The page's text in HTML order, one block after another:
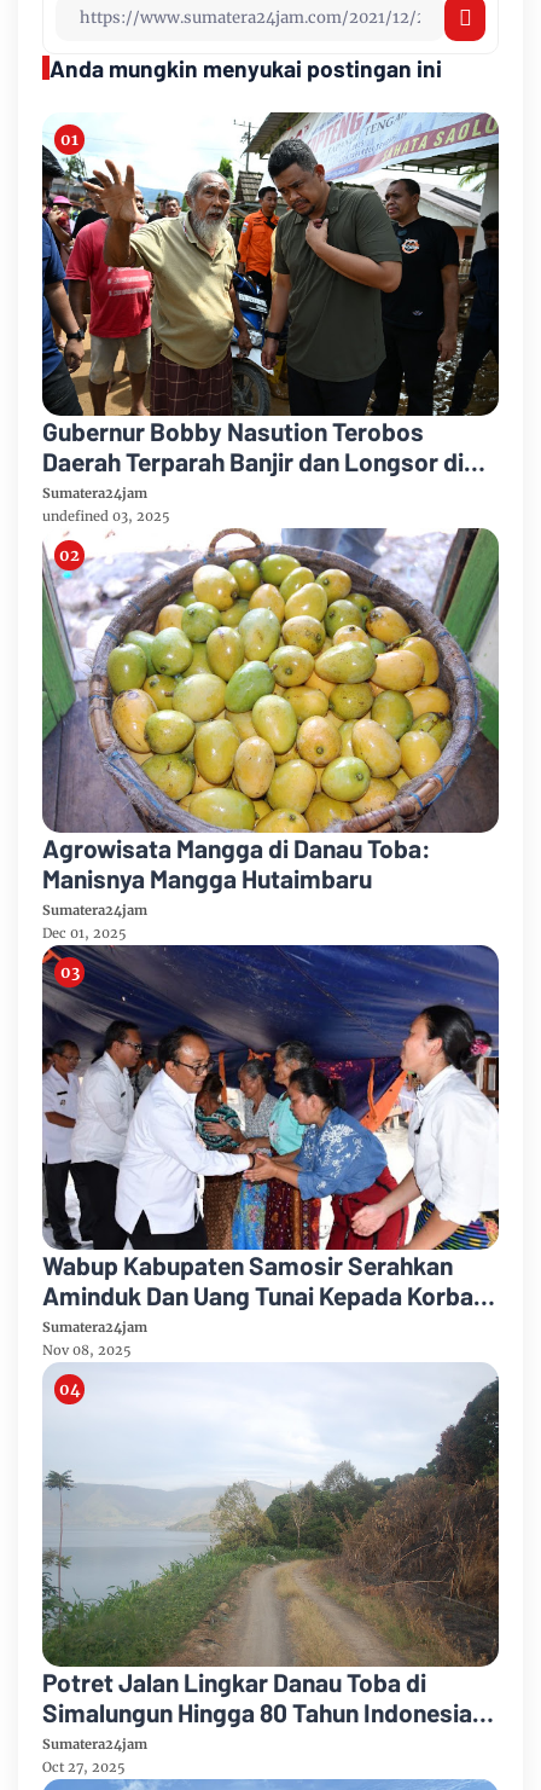
Anda mungkin menyukai postingan ini
Gubernur Bobby Nasution Terobos
Daerah Terparah Banjir dan Longsor di
Tapteng
Sumatera24jam
undefined 03, 2025
Agrowisata Mangga di Danau Toba:
Manisnya Mangga Hutaimbaru
Sumatera24jam
Dec 01, 2025
Wabup Kabupaten Samosir Serahkan
Aminduk Dan Uang Tunai Kepada Korban
Kebakaran Desa Sidaji
Sumatera24jam
Nov 08, 2025
Potret Jalan Lingkar Danau Toba di
Simalungun Hingga 80 Tahun Indonesia
Merdeka
Sumatera24jam
Oct 27, 2025